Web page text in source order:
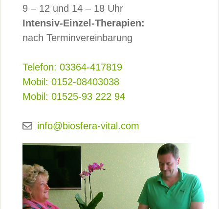
9 – 12 und 14 – 18 Uhr
Intensiv-Einzel-Therapien:
nach Terminvereinbarung
Telefon: 03364-417819
Mobil: 0152-08403038
Mobil: 01525-93 222 94
info@biosfera-vital.com